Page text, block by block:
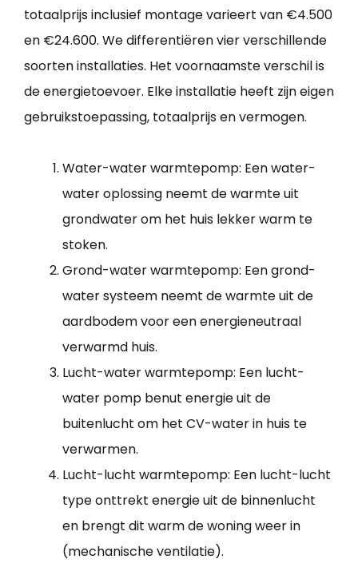
totaalprijs inclusief montage varieert van €4.500
en €24.600. We differentiëren vier verschillende
soorten installaties. Het voornaamste verschil is
de energietoevoer. Elke installatie heeft zijn eigen
gebruikstoepassing, totaalprijs en vermogen.
Water-water warmtepomp: Een water-
water oplossing neemt de warmte uit
grondwater om het huis lekker warm te
stoken.
Grond-water warmtepomp: Een grond-
water systeem neemt de warmte uit de
aardbodem voor een energieneutraal
verwarmd huis.
Lucht-water warmtepomp: Een lucht-
water pomp benut energie uit de
buitenlucht om het CV-water in huis te
verwarmen.
Lucht-lucht warmtepomp: Een lucht-lucht
type onttrekt energie uit de binnenlucht
en brengt dit warm de woning weer in
(mechanische ventilatie).